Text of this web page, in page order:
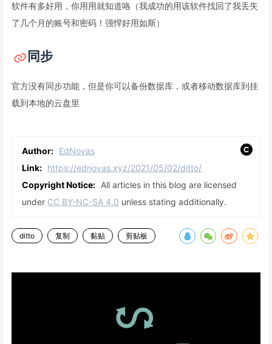
软件有多好用，你用用就知道咯（我成功的用该软件找回了我丢失
了几个月的账号和密码！强悍好用如斯）
同步
官方没有同步功能，但是你可以备份数据库，或者移动数据库到挂
载到本地的云盘里
Author: EdNovas
Link: https://ednovas.xyz/2021/05/02/ditto/
Copyright Notice: All articles in this blog are licensed
under CC BY-NC-SA 4.0 unless stating additionally.
ditto 复制 黏贴 剪贴板